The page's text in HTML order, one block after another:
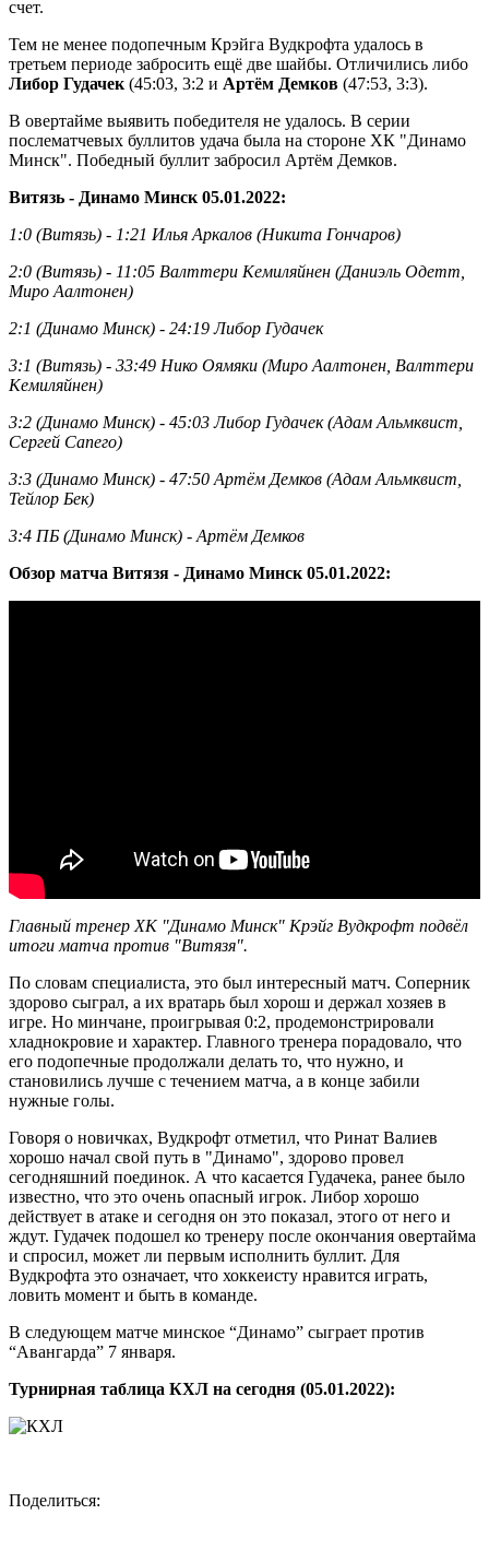
счет.
Тем не менее подопечным Крэйга Вудкрофта удалось в
третьем периоде забросить ещё две шайбы. Отличились либо
Либор Гудачек (45:03, 3:2 и Артём Демков (47:53, 3:3).
В овертайме выявить победителя не удалось. В серии
послематчевых буллитов удача была на стороне ХК "Динамо
Минск". Победный буллит забросил Артём Демков.
Витязь - Динамо Минск 05.01.2022:
1:0 (Витязь) - 1:21 Илья Аркалов (Никита Гончаров)
2:0 (Витязь) - 11:05 Валттери Кемиляйнен (Даниэль Одетт,
Миро Аалтонен)
2:1 (Динамо Минск) - 24:19 Либор Гудачек
3:1 (Витязь) - 33:49 Нико Оямяки (Миро Аалтонен, Валттери
Кемиляйнен)
3:2 (Динамо Минск) - 45:03 Либор Гудачек (Адам Альмквист,
Сергей Сапего)
3:3 (Динамо Минск) - 47:50 Артём Демков (Адам Альмквист,
Тейлор Бек)
3:4 ПБ (Динамо Минск) - Артём Демков
Обзор матча Витязя - Динамо Минск 05.01.2022:
Главный тренер ХК "Динамо Минск" Крэйг Вудкрофт подвёл
итоги матча против "Витязя".
По словам специалиста, это был интересный матч. Соперник
здорово сыграл, а их вратарь был хорош и держал хозяев в
игре. Но минчане, проигрывая 0:2, продемонстрировали
хладнокровие и характер. Главного тренера порадовало, что
его подопечные продолжали делать то, что нужно, и
становились лучше с течением матча, а в конце забили
нужные голы.
Говоря о новичках, Вудкрофт отметил, что Ринат Валиев
хорошо начал свой путь в "Динамо", здорово провел
сегодняшний поединок. А что касается Гудачека, ранее было
известно, что это очень опасный игрок. Либор хорошо
действует в атаке и сегодня он это показал, этого от него и
ждут. Гудачек подошел ко тренеру после окончания овертайма
и спросил, может ли первым исполнить буллит. Для
Вудкрофта это означает, что хоккеисту нравится играть,
ловить момент и быть в команде.
В следующем матче минское “Динамо” сыграет против
“Авангарда” 7 января.
Турнирная таблица КХЛ на сегодня (05.01.2022):
Поделиться: